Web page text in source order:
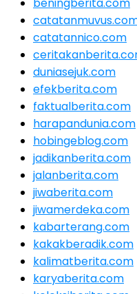
beningberita.com
catatannico.com
duniasejuk.com
efekberita.com
faktualberita.com
harapandunia.com
hobingeblog.com
jadikanberita.com
jalanberita.com
jiwaberita.com
jiwamerdeka.com
kabarterang.com
kakakberadik.com
kalimatberita.com
karyaberita.com